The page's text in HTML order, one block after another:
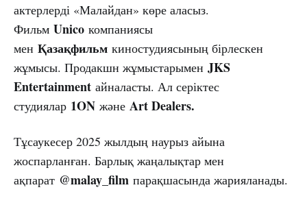
актерлерді «Малайдан» көре аласыз.
Фильм Unico компаниясы
мен Қазақфильм киностудиясының бірлескен
жұмысы. Продакшн жұмыстарымен JKS
Entertainment айналасты. Ал серіктес
студиялар 1ON және Art Dealers.
Тұсаукесер 2025 жылдың наурыз айына
жоспарланған. Барлық жаңалықтар мен
ақпарат @malay_film парақшасында жарияланады.